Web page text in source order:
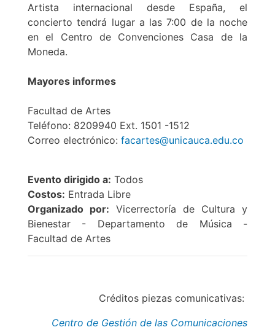
Artista internacional desde España, el
concierto tendrá lugar a las 7:00 de la noche
en el Centro de Convenciones Casa de la
Moneda.
Mayores informes
Facultad de Artes
Teléfono: 8209940 Ext. 1501 -1512
Correo electrónico: facartes@unicauca.edu.co
Evento dirigido a: Todos
Costos: Entrada Libre
Organizado por: Vicerrectoría de Cultura y
Bienestar - Departamento de Música -
Facultad de Artes
Créditos piezas comunicativas:
Centro de Gestión de las Comunicaciones